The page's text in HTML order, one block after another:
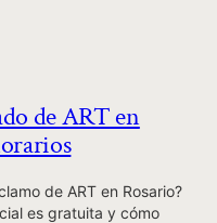
de ART en
de ART en Rosario?
es gratuita y cómo